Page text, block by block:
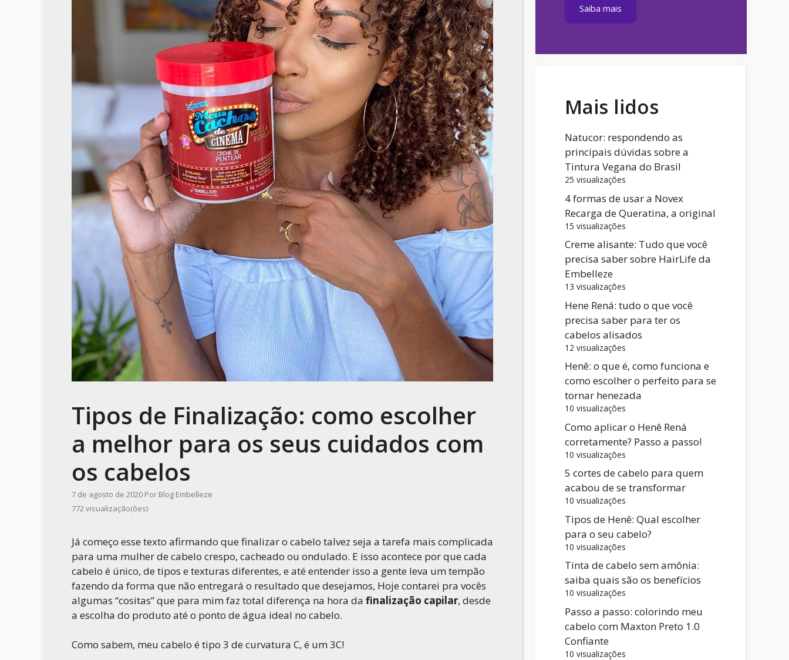
Tipos de Finalização: como escolher
a melhor para os seus cuidados com
os cabelos
7 de agosto de 2020 Por Blog Embelleze
772 visualização(ões)
Já começo esse texto afirmando que finalizar o cabelo talvez seja a tarefa mais complicada
para uma mulher de cabelo crespo, cacheado ou ondulado. E isso acontece por que cada
cabelo é único, de tipos e texturas diferentes, e até entender isso a gente leva um tempão
fazendo da forma que não entregará o resultado que desejamos, Hoje contarei pra vocês
algumas “cositas” que para mim faz total diferença na hora da finalização capilar, desde
a escolha do produto até o ponto de água ideal no cabelo.
Como sabem, meu cabelo é tipo 3 de curvatura C, é um 3C!
Saiba mais
Mais lidos
Natucor: respondendo as
principais dúvidas sobre a
Tintura Vegana do Brasil
25 visualizações
4 formas de usar a Novex
Recarga de Queratina, a original
15 visualizações
Creme alisante: Tudo que você
precisa saber sobre HairLife da
Embelleze
13 visualizações
Hene Rená: tudo o que você
precisa saber para ter os
cabelos alisados
12 visualizações
Henê: o que é, como funciona e
como escolher o perfeito para se
tornar henezada
10 visualizações
Como aplicar o Henê Rená
corretamente? Passo a passo!
10 visualizações
5 cortes de cabelo para quem
acabou de se transformar
10 visualizações
Tipos de Henê: Qual escolher
para o seu cabelo?
10 visualizações
Tinta de cabelo sem amônia:
saiba quais são os benefícios
10 visualizações
Passo a passo: colorindo meu
cabelo com Maxton Preto 1.0
Confiante
10 visualizações